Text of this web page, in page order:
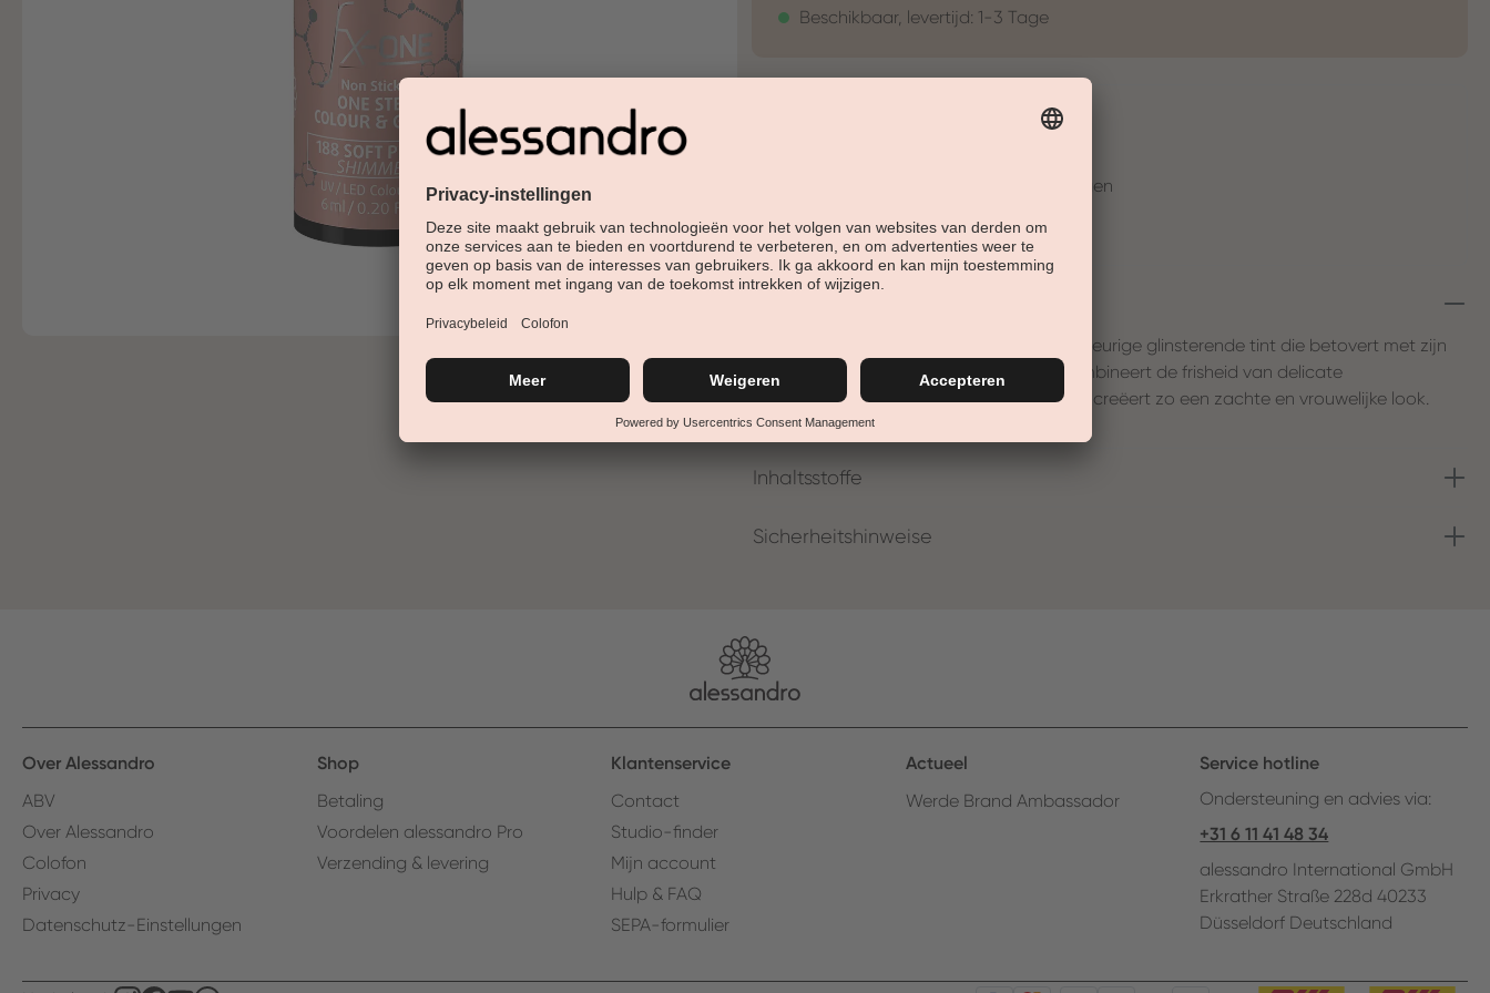
Beschikbaar, levertijd: 1-3 Tage
Jetzt shoppen - bezahlen in 30 Tagen
Soft Peach Shimmer is een zachte, perzikkleurige glinsterende tint die betovert met zijn
warme en subtiele uitstraling. De kleur combineert de frisheid van delicate
perzikbloesems met een vleugje crème en creëert zo een zachte en vrouwelijke look.
Inhaltsstoffe
Sicherheitshinweise
Over Alessandro
ABV
Over Alessandro
Colofon
Privacy
Datenschutz-Einstellungen
Shop
Betaling
Voordelen alessandro Pro
Verzending & levering
Klantenservice
Contact
Studio-finder
Mijn account
Hulp & FAQ
SEPA-formulier
Actueel
Werde Brand Ambassador
Service hotline
Ondersteuning en advies via:
+31 6 11 41 48 34
alessandro International GmbH
Erkrather Straße 228d 40233
Düsseldorf Deutschland